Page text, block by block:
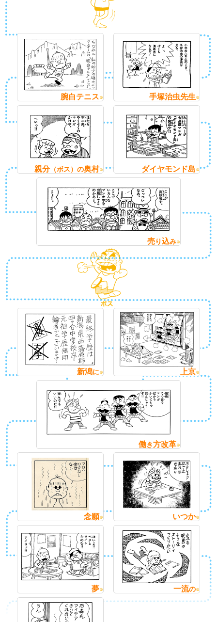
腕白テニス 手塚治虫先生
親分（ボス）の奥村 ダイヤモンド島
売 り込み
新潟に 上京
働き方改革
念願 いつか
夢 一流の